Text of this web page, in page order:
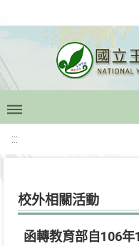
:::
校外相關活動
函轉教育部自106